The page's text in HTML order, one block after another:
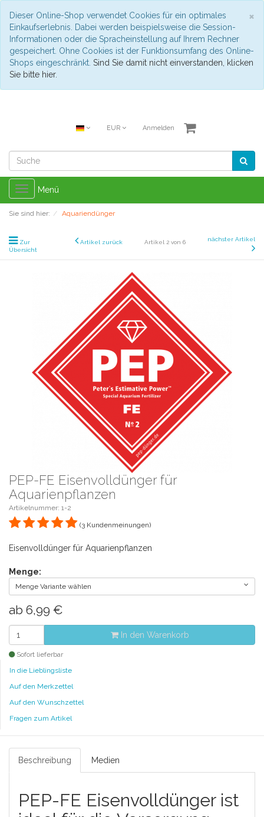
×
Dieser Online-Shop verwendet Cookies für ein optimales
Einkaufserlebnis. Dabei werden beispielsweise die Session-
Informationen oder die Spracheinstellung auf Ihrem Rechner
gespeichert. Ohne Cookies ist der Funktionsumfang des Online-
Shops eingeschränkt. Sind Sie damit nicht einverstanden, klicken
Sie bitte hier.
EUR Anmelden
Toggle
navigation
Menü
Sie sind hier: Aquariendünger
Zur
Übersicht
Artikel zurück Artikel 2 von 6 nächster Artikel
PEP-FE Eisenvolldünger für
Aquarienpflanzen
Artikelnummer: 1-2
(3 Kundenmeinungen)
Eisenvolldünger für Aquarienpflanzen
Menge:
Menge Variante wählen
ab 6,99 €
In den Warenkorb
Sofort lieferbar
In die Lieblingsliste
Auf den Merkzettel
Auf den Wunschzettel
Fragen zum Artikel
Beschreibung Medien
PEP-FE Eisenvolldünger ist